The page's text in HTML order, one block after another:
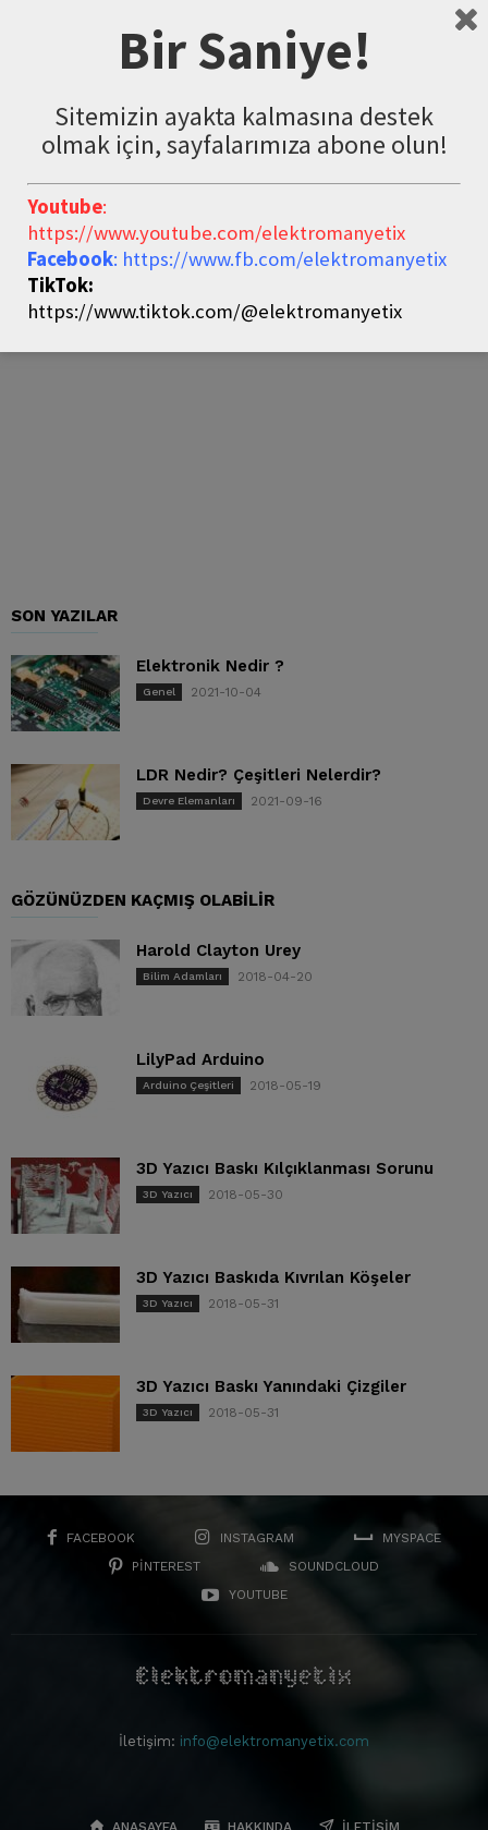
5
SON YAZILAR
Elektronik Nedir ?
Genel 2021-10-04
LDR Nedir? Çeşitleri Nelerdir?
Devre Elemanları 2021-09-16
GÖZÜNÜZDEN KAÇMIŞ OLABILIR
Harold Clayton Urey
Bilim Adamları 2018-04-20
LilyPad Arduino
Arduino Çeşitleri 2018-05-19
3D Yazıcı Baskı Kılçıklanması Sorunu
3D Yazıcı 2018-05-30
3D Yazıcı Baskıda Kıvrılan Köşeler
3D Yazıcı 2018-05-31
3D Yazıcı Baskı Yanındaki Çizgiler
3D Yazıcı 2018-05-31
FACEBOOK INSTAGRAM
MYSPACE
PINTEREST
SOUNDCLOUD
YOUTUBE
İletişim: info@elektromanyetix.com
ANASAYFA HAKKINDA İLETIŞIM
Bir Saniye!
Sitemizin ayakta kalmasına destek
olmak için, sayfalarımıza abone olun!
Youtube:
https://www.youtube.com/elektromanyetix
Facebook: https://www.fb.com/elektromanyetix
TikTok:
https://www.tiktok.com/@elektromanyetix